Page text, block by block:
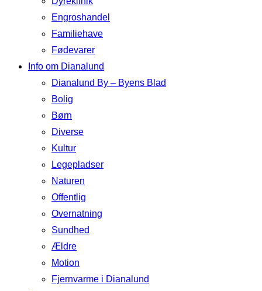
Engroshandel
Familiehave
Fødevarer
Info om Dianalund
Dianalund By – Byens Blad
Bolig
Børn
Diverse
Kultur
Legepladser
Naturen
Offentlig
Overnatning
Sundhed
Ældre
Motion
Fjernvarme i Dianalund